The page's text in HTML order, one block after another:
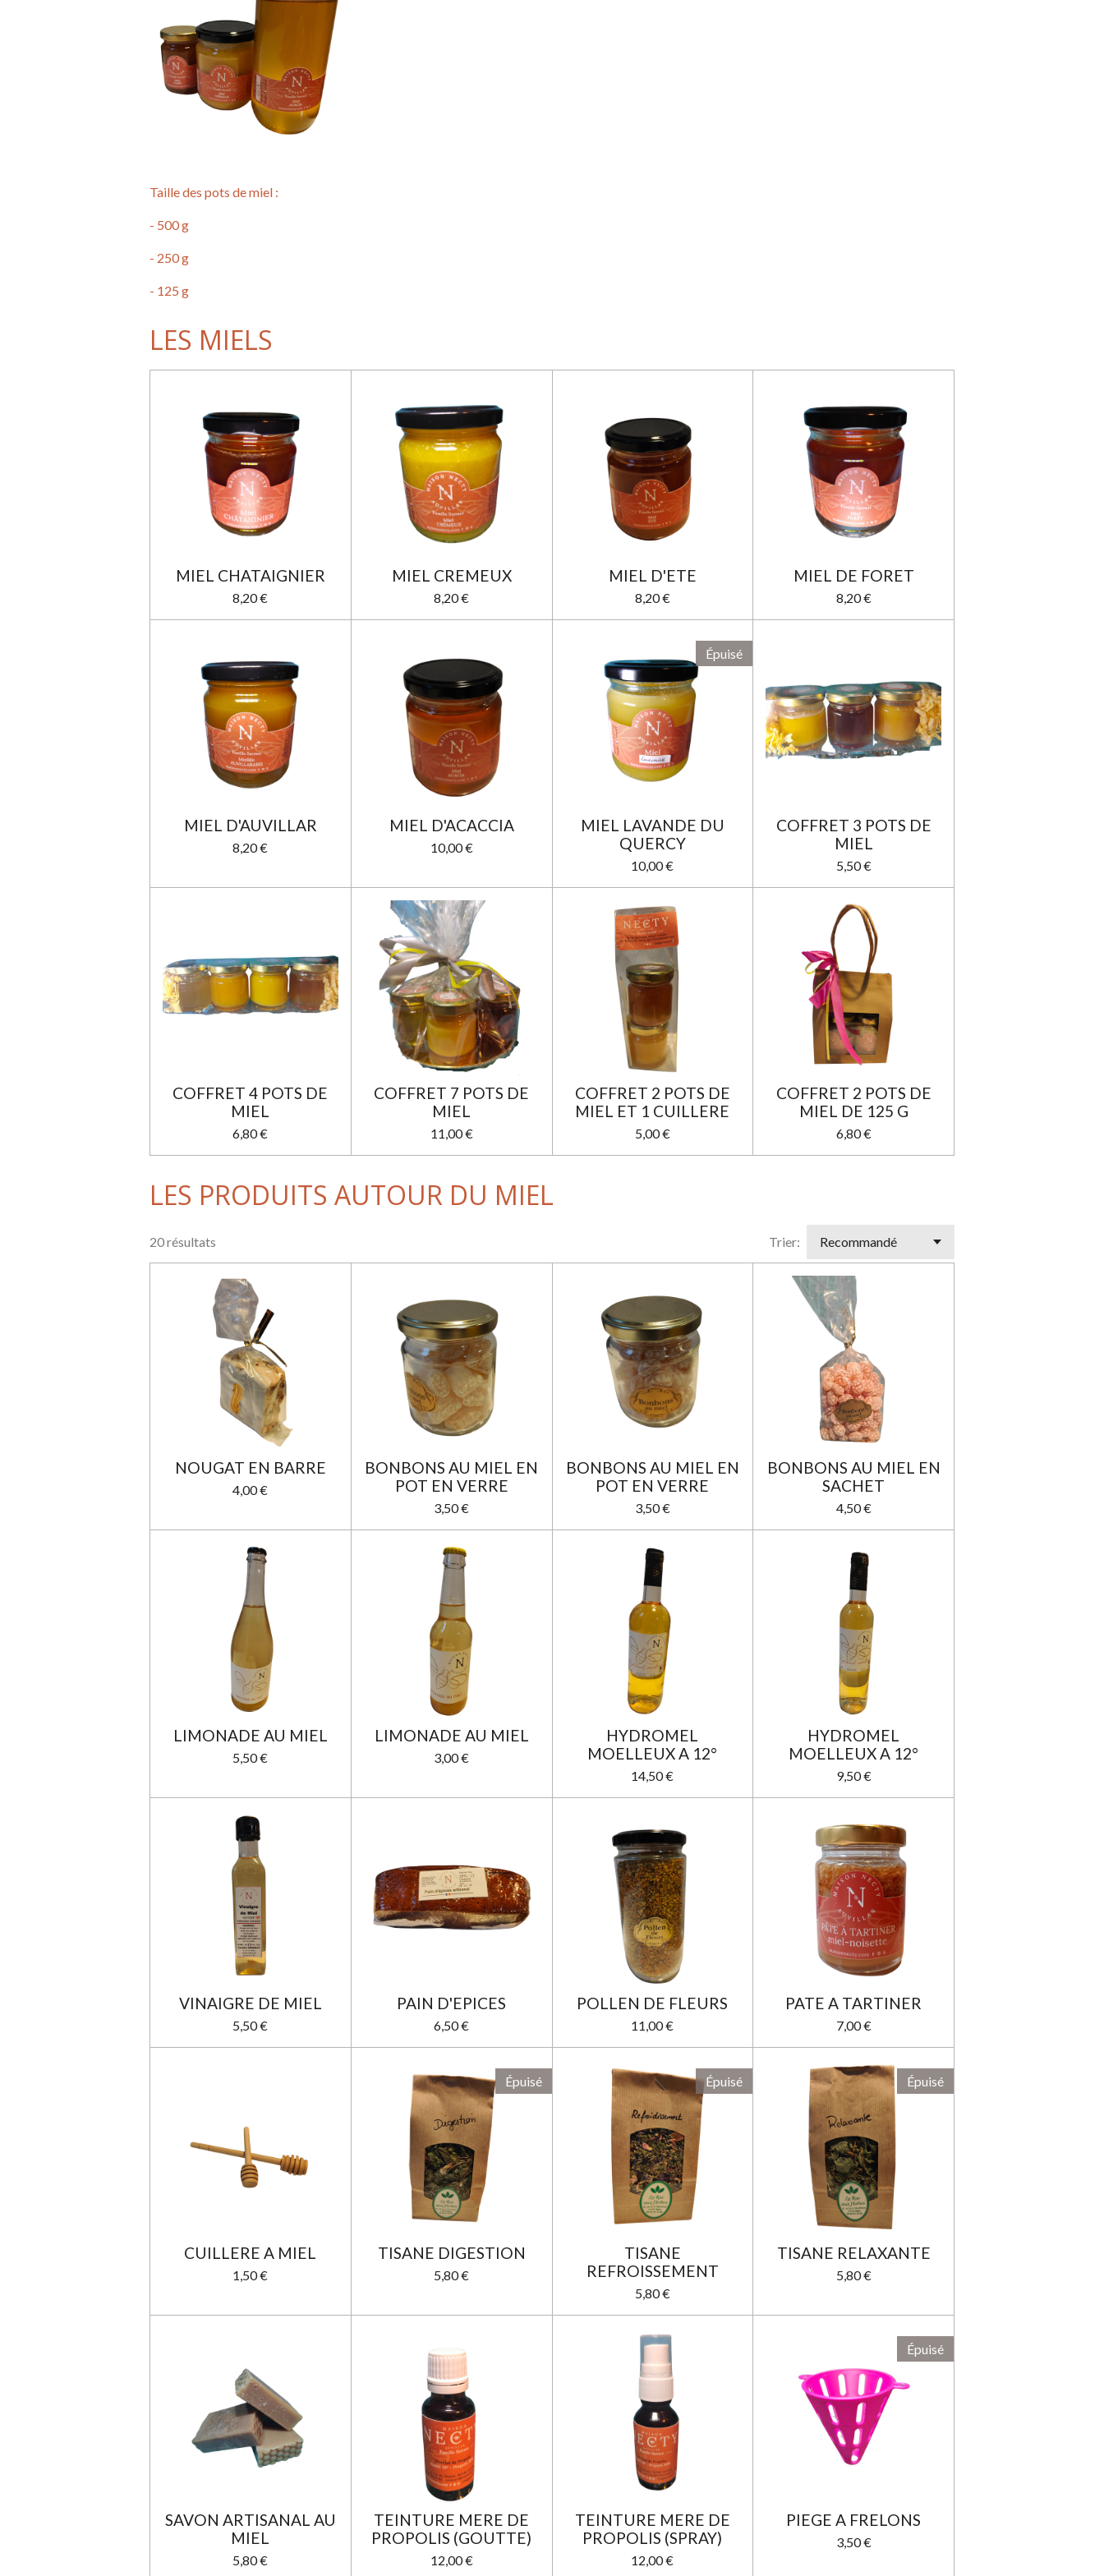
Taille des pots de miel :
- 500 g
- 250 g
- 125 g
LES MIELS
MIEL CHATAIGNIER
8,20 €
MIEL CREMEUX
8,20 €
MIEL D'ETE
8,20 €
MIEL DE FORET
8,20 €
MIEL D'AUVILLAR
8,20 €
MIEL D'ACACCIA
10,00 €
Épuisé
MIEL LAVANDE DU
QUERCY
10,00 €
COFFRET 3 POTS DE
MIEL
5,50 €
COFFRET 4 POTS DE
MIEL
6,80 €
COFFRET 7 POTS DE
MIEL
11,00 €
COFFRET 2 POTS DE
MIEL ET 1 CUILLERE
5,00 €
COFFRET 2 POTS DE
MIEL DE 125 G
6,80 €
LES PRODUITS AUTOUR DU MIEL
20 résultats Trier:
NOUGAT EN BARRE
4,00 €
BONBONS AU MIEL EN
POT EN VERRE
3,50 €
BONBONS AU MIEL EN
POT EN VERRE
3,50 €
BONBONS AU MIEL EN
SACHET
4,50 €
LIMONADE AU MIEL
5,50 €
LIMONADE AU MIEL
3,00 €
HYDROMEL
MOELLEUX A 12°
14,50 €
HYDROMEL
MOELLEUX A 12°
9,50 €
VINAIGRE DE MIEL
5,50 €
PAIN D'EPICES
6,50 €
POLLEN DE FLEURS
11,00 €
PATE A TARTINER
7,00 €
CUILLERE A MIEL
1,50 €
Épuisé
TISANE DIGESTION
5,80 €
Épuisé
TISANE
REFROISSEMENT
5,80 €
Épuisé
TISANE RELAXANTE
5,80 €
SAVON ARTISANAL AU
MIEL
5,80 €
TEINTURE MERE DE
PROPOLIS (GOUTTE)
12,00 €
TEINTURE MERE DE
PROPOLIS (SPRAY)
12,00 €
Épuisé
PIEGE A FRELONS
3,50 €